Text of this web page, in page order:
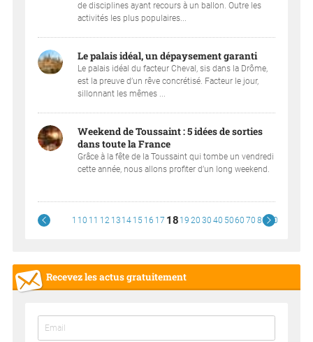
de disciplines ayant recours à un ballon. Outre les
activités les plus populaires...
Le palais idéal, un dépaysement garanti
Le palais idéal du facteur Cheval, sis dans la Drôme,
est la preuve d’un rêve concrétisé. Facteur le jour,
sillonnant les mêmes ...
Weekend de Toussaint : 5 idées de sorties
dans toute la France
Grâce à la fête de la Toussaint qui tombe un vendredi
cette année, nous allons profiter d’un long weekend.
1 10 11 12 13 14 15 16 17 18 19 20 30 40 5060 70 8090
Recevez les actus gratuitement